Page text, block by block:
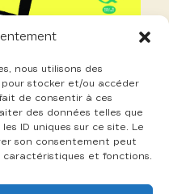
nous utilisons des
stocker et/ou accéder
de consentir à ces
des données telles que
ID uniques sur ce site. Le
son consentement peut
et fonctions.